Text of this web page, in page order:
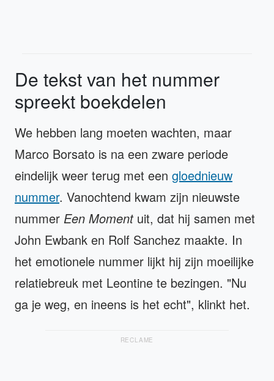
De tekst van het nummer
spreekt boekdelen
We hebben lang moeten wachten, maar
Marco Borsato is na een zware periode
eindelijk weer terug met een gloednieuw
nummer. Vanochtend kwam zijn nieuwste
nummer Een Momentuit, dat hij samen met
John Ewbank en Rolf Sanchez maakte. In
het emotionele nummer lijkt hij zijn moeilijke
relatiebreuk met Leontine te bezingen. "Nu
ga je weg, en ineens is het echt", klinkt het.
RECLAME